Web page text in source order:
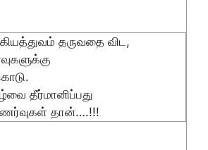
தருவதை விட,
தீர்மானிப்பது
தான்….!!!